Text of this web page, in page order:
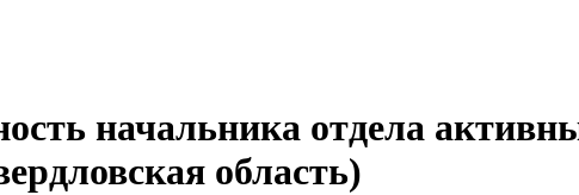
начальника отдела
область)